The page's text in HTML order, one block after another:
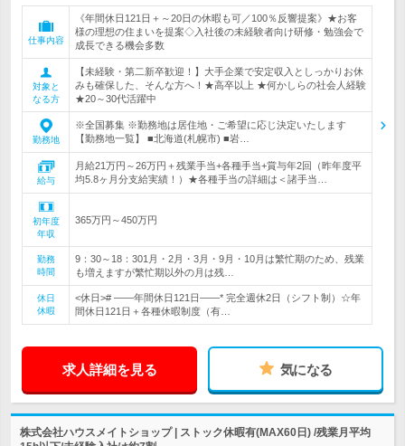
仕事内容
《年間休日121日＋～20日の休暇も可／100％反響提案》★お客
様の理想の住まいを提案◇入社後の未経験者向け研修・勉強会で
成長できる機会多数
対象と
なる方
【未経験・第二新卒歓迎！】大手企業で安定収入としっかりお休
みも確保した、そんな方へ！★高卒以上 ★何かしらの社会人経験
★20～30代活躍中
勤務地
※全国募集 ※勤務地は居住地・ご希望に応じ決定いたします
【勤務地一覧】 ■北海道(札幌市) ■岩…
給与
月給21万円～26万円＋残業手当+各種手当+賞与年2回（昨年度平
均5.8ヶ月分支給実績！）★各種手当の詳細は＜諸手当…
初年度
年収
365万円～450万円
勤務
時間
9：30～18：301月・2月・3月・9月・10月は繁忙期のため、残業
も増えますが繁忙期以外の月は残…
休日
休暇
<休日># ――年間休日121日――* 完全週休2日（シフト制）☆年
間休日121日＋各種休暇制度（有…
求人詳細を見る 気になる
株式会社ハウスメイトショップ | ストック休暇有(MAX60日) /残業月平均